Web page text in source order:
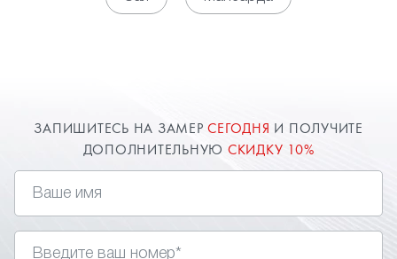
помещение. Довольно часто устанавливают
ЗАПИШИТЕСЬ НА ЗАМЕРСЕГОДНЯ И ПОЛУЧИТЕ
ДОПОЛНИТЕЛЬНУЮ СКИДКУ 10%